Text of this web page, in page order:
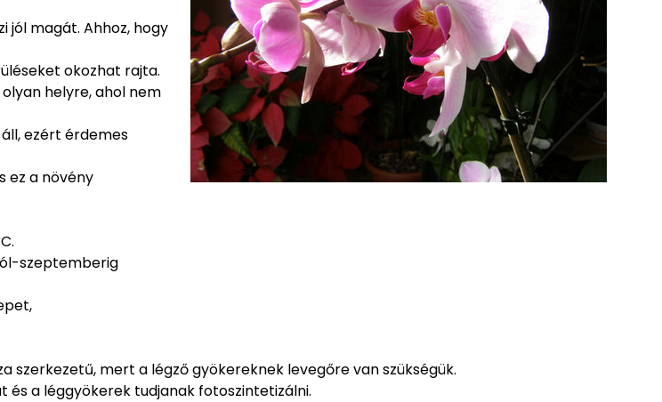
jól magát. Ahhoz, hogy
okozhat rajta.
helyre, ahol nem
ezért érdemes
ez a növény
szeptemberig
szerkezetű, mert a légző gyökereknek levegőre van szükségük.
a léggyökerek tudjanak fotoszintetizálni.